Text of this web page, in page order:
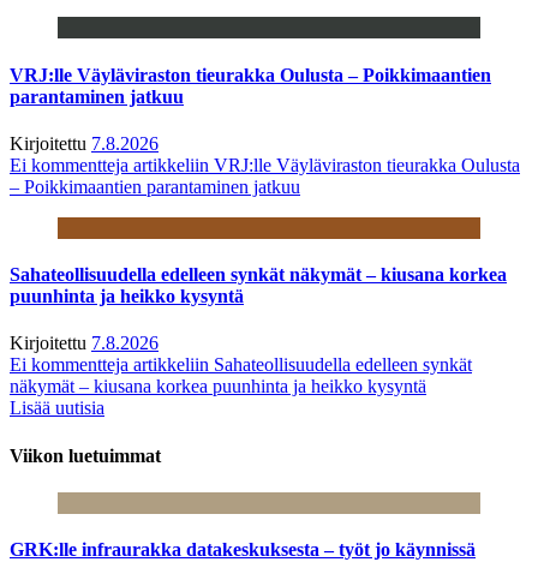
VRJ:lle Väyläviraston tieurakka Oulusta – Poikkimaantien
parantaminen jatkuu
Kirjoitettu 7.8.2026
Ei kommentteja artikkeliin VRJ:lle Väyläviraston tieurakka Oulusta
– Poikkimaantien parantaminen jatkuu
Sahateollisuudella edelleen synkät näkymät – kiusana korkea
puunhinta ja heikko kysyntä
Kirjoitettu 7.8.2026
Ei kommentteja artikkeliin Sahateollisuudella edelleen synkät
näkymät – kiusana korkea puunhinta ja heikko kysyntä
Lisää uutisia
Viikon luetuimmat
GRK:lle infraurakka datakeskuksesta – työt jo käynnissä